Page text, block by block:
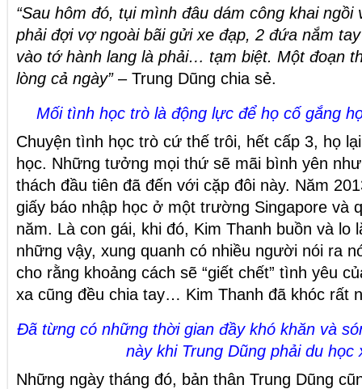
“Sau hôm đó, tụi mình đâu dám công khai ngồi
phải đợi vợ ngoài bãi gửi xe đạp, 2 đứa nắm
vào tớ hành lang là phải… tạm biệt. Một đoạn
lòng cả ngày” – Trung Dũng chia sẻ.
Mối tình học trò là động lực để họ cố gắng
Chuyện tình học trò cứ thế trôi, hết cấp 3, họ
học. Những tưởng mọi thứ sẽ mãi bình yên
thách đầu tiên đã đến với cặp đôi này. Năm
giấy báo nhập học ở một trường Singapore và
năm. Là con gái, khi đó, Kim Thanh buồn và lo
những vậy, xung quanh có nhiều người nói ra
cho rằng khoảng cách sẽ “giết chết” tình yêu
xa cũng đều chia tay… Kim Thanh đã khóc rất
Đã từng có những thời gian đầy khó khăn và
này khi Trung Dũng phải du học
Những ngày tháng đó, bản thân Trung Dũng